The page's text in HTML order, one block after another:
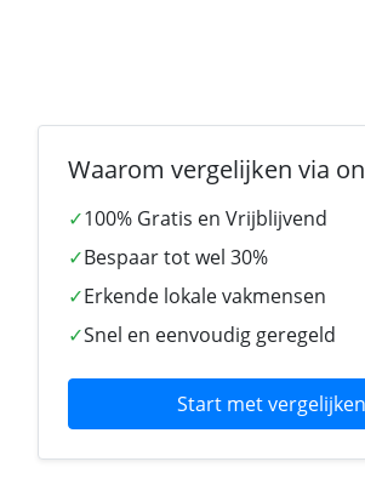
Waarom vergelijken via
✓100% Gratis en Vrijblijvend
✓Bespaar tot wel 30%
✓Erkende lokale vakmensen
✓Snel en eenvoudig geregeld
Start met vergelijken